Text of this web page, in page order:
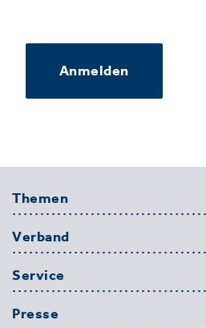
Anmelden
Themen
Verband
Service
Presse